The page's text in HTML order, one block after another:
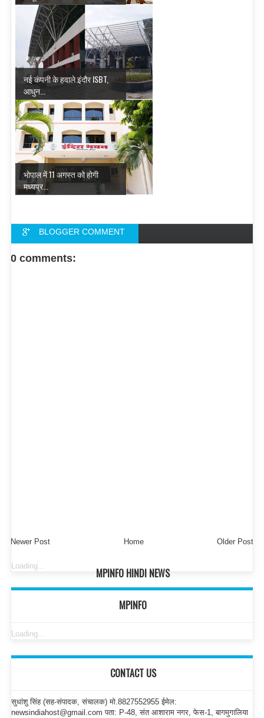
नई कंपनी के हवाले इंदौर ISBT,
आधुन...
भोपाल में 11 अगस्त को होगी
मध्यप्र...
BLOGGER COMMENT
FACEBOOK COMMENT
0 comments:
Newer Post Older Post
Home
MPINFO HINDI NEWS
Loading...
MPINFO
Loading...
CONTACT US
सुधांशु सिंह (सह-संपादक, संचालक) मो.8827552955 ईमेल:
newsindiahost@gmail.com पता: P-48, संत आशाराम नगर, फेस-1, बागमुगालिया